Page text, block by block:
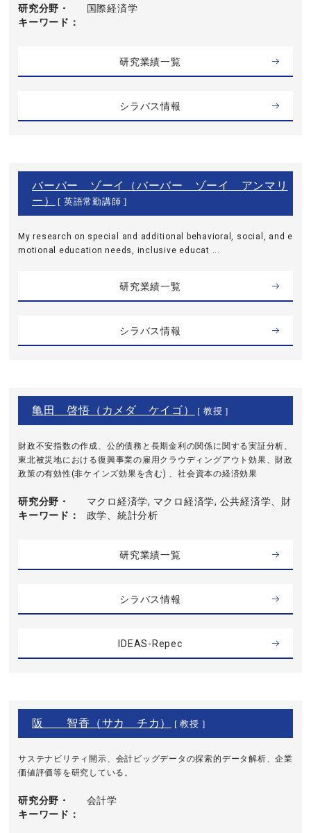
研究分野・
キーワード
国際経済学
研究業績一覧
シラバス情報
バーバー ゾーイ（バーバー ゾーイ アンマリ
ー）
[ 英語常勤講師 ]
My research on special and additional behavioral, social, and e
motional education needs, inclusive educat ...
研究業績一覧
シラバス情報
亀田 啓悟（カメダ ケイゴ） [ 教授 ]
財政不安指数の作成、公的債務と長期金利の関係に関する実証分析、
東北被災地における復興事業の雇用クラウディングアウト効果、財政
政策の有効性(非ケインズ効果を含む) 、社会資本の経済効果
研究分野・
キーワード
マクロ経済学, マクロ経済学, 公共経済学、財
政学、統計分析
研究業績一覧
シラバス情報
IDEAS-Repec
阪 智香（サカ チカ） [ 教授 ]
サステナビリティ開示、会計ビッグデータの探索的データ解析、企業
価値評価等を研究している。
研究分野・
キーワード
会計学